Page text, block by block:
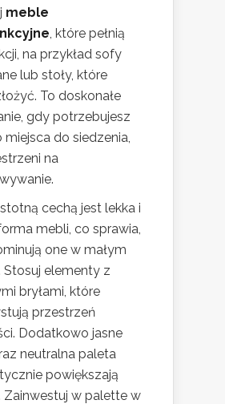
meble
, które pełnią
na przykład sofy
lub stoły, które
To doskonałe
gdy potrzebujesz
miejsca do siedzenia,
na
cechą jest lekka i
mebli, co sprawia,
one w małym
Stosuj elementy z
bryłami, które
przestrzeń
Dodatkowo jasne
neutralna paleta
powiększają
Zainwestuj w palette w